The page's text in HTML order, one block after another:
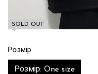
SOLD OUT
Розмір
Розмір: One size